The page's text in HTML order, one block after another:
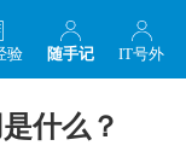
IT号外
随手记
验
什么？